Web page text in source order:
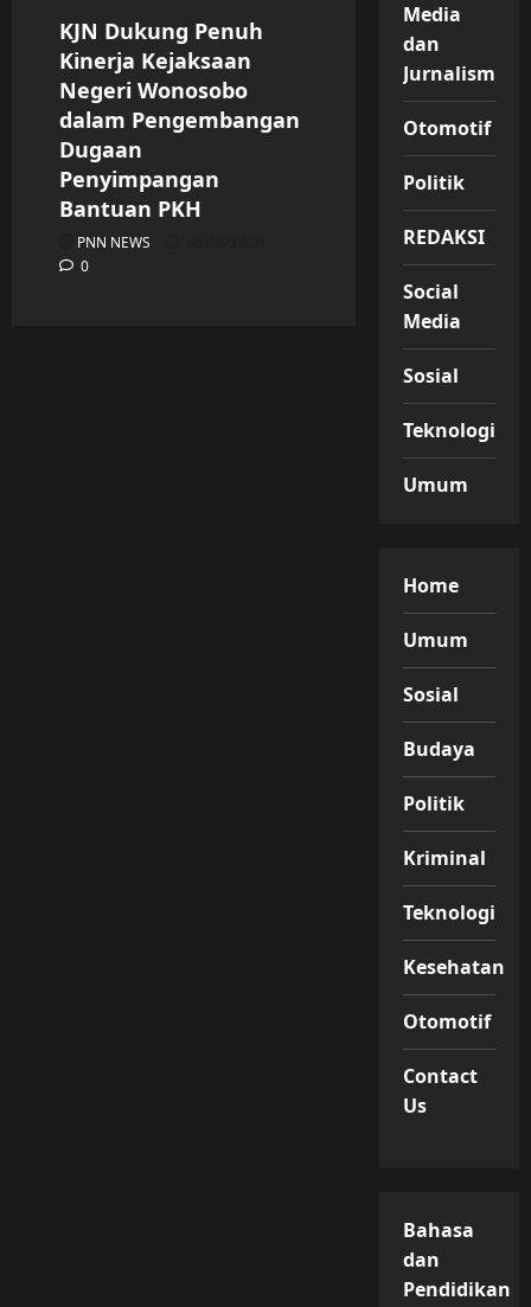
KJN Dukung Penuh
Kinerja Kejaksaan
Negeri Wonosobo
dalam Pengembangan
Dugaan
Penyimpangan
Bantuan PKH
PNN NEWS
0
Media
dan
Jurnalisme
Otomotif
Politik
REDAKSI
Social
Media
Sosial
Teknologi
Umum
Home
Umum
Sosial
Budaya
Politik
Kriminal
Teknologi
Kesehatan
Otomotif
Contact
Us
Bahasa
dan
Pendidikan